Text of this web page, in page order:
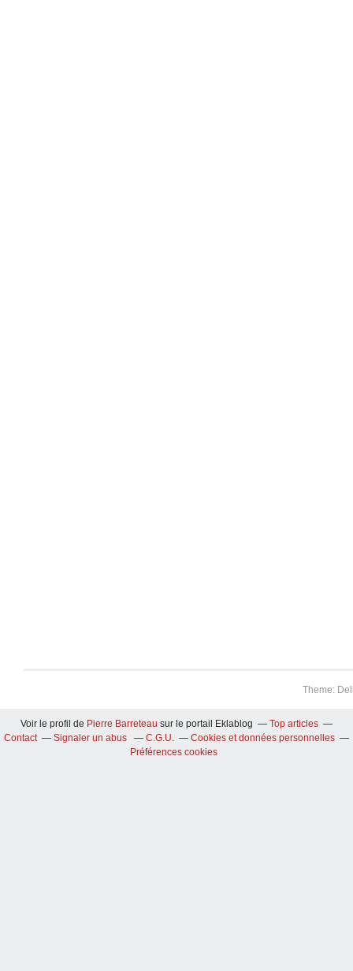
Theme:
Voir le profil de Pierre Barreteau sur le portail Eklablog
Top articles
Contact
Signaler un abus C.G.U.
Cookies et données personnelles
Préférences cookies